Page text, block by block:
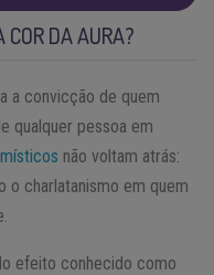
COR DA AURA?
a convicção de quem
qualquer pessoa em
místicos não voltam atrás:
o charlatanismo em quem
efeito conhecido como